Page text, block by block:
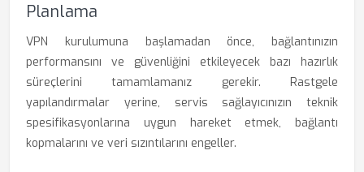
Planlama
VPN kurulumuna başlamadan önce, bağlantınızın
performansını ve güvenliğini etkileyecek bazı hazırlık
süreçlerini tamamlamanız gerekir. Rastgele
yapılandırmalar yerine, servis sağlayıcınızın teknik
spesifikasyonlarına uygun hareket etmek, bağlantı
kopmalarını ve veri sızıntılarını engeller.